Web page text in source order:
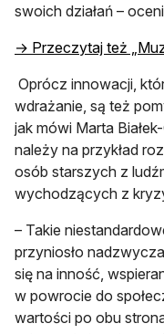
swoich działań –
→ Przeczytaj też
Oprócz innowacji,
wdrażanie, są też
jak mówi Marta
należy na przykład
osób starszych z
wychodzących z
– Takie
przyniosło
się na inność,
w powrocie do
wartości po obu